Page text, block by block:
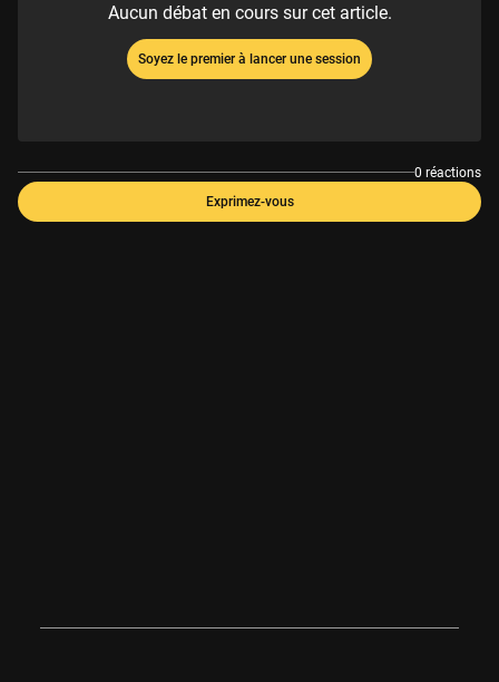
Aucun débat en cours sur cet article.
Soyez le premier à lancer une session
0 réactions
Exprimez-vous